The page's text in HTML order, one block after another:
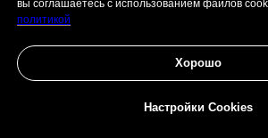
вы соглашаетесь с использованием файлов
политикой
Хорошо
Настройки Cookies